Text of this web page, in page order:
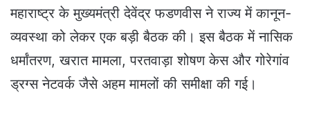
महाराष्ट्र के मुख्यमंत्री देवेंद्र फडणवीस ने राज्य में कानून-
व्यवस्था को लेकर एक बड़ी बैठक की। इस बैठक में नासिक
धर्मांतरण, खरात मामला, परतवाड़ा शोषण केस और गोरेगांव
ड्रग्स नेटवर्क जैसे अहम मामलों की समीक्षा की गई।